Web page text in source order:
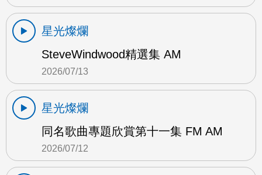
星光燦爛
SteveWindwood精選集 AM
2026/07/13
星光燦爛
同名歌曲專題欣賞第十一集 FM AM
2026/07/12